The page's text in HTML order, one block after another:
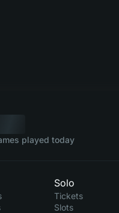
played today
Solo
Tickets
Slots